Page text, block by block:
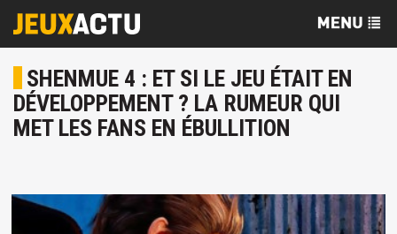
SHENMUE 4 : ET SI LE JEU ÉTAIT EN
DÉVELOPPEMENT ? LA RUMEUR QUI
MET LES FANS EN ÉBULLITION